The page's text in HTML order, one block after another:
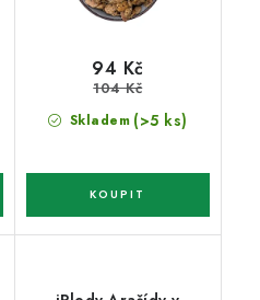
Skladem (>5 ks)
94 Kč
104 Kč